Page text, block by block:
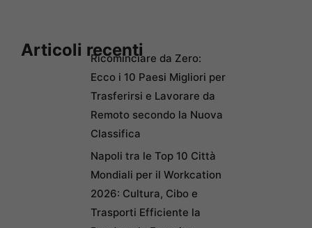
Articoli recentiRicominciare da Zero:
Ecco i 10 Paesi Migliori per
Trasferirsi e Lavorare da
Remoto secondo la Nuova
Classifica
Napoli tra le Top 10 Città
Mondiali per il Workcation
2026: Cultura, Cibo e
Trasporti Efficiente la